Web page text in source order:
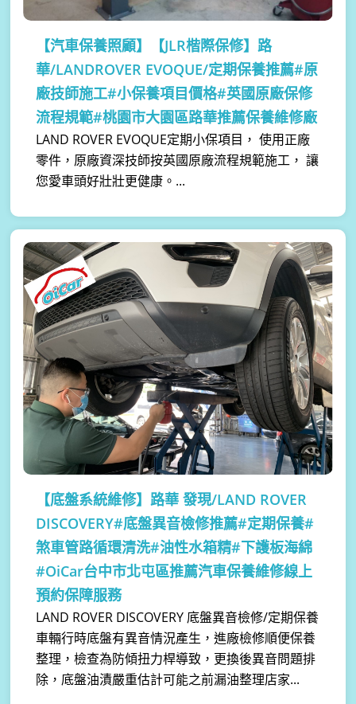
【汽車保養照顧】
【JLR楷際保修】路
華/LANDROVER EVOQUE/定期保養推薦#原
廠技師施工#小保養項目價格#英國原廠保修
流程規範#桃園市大園區路華推薦保養維修廠
LAND ROVER EVOQUE定期小保項目， 使用正廠
零件，原廠資深技師按英國原廠流程規範施工， 讓
您愛車頭好壯壯更健康。...
【底盤系統維修】 路華 發現/LAND ROVER
DISCOVERY#底盤異音檢修推薦#定期保養#
煞車管路循環清洗#油性水箱精#下護板海綿
#OiCar台中市北屯區推薦汽車保養維修線上
預約保障服務
LAND ROVER DISCOVERY 底盤異音檢修/定期保養
車輛行時底盤有異音情況產生，進廠檢修順便保養
整理，檢查為防傾扭力桿導致，更換後異音問題排
除，底盤油漬嚴重估計可能之前漏油整理店家...